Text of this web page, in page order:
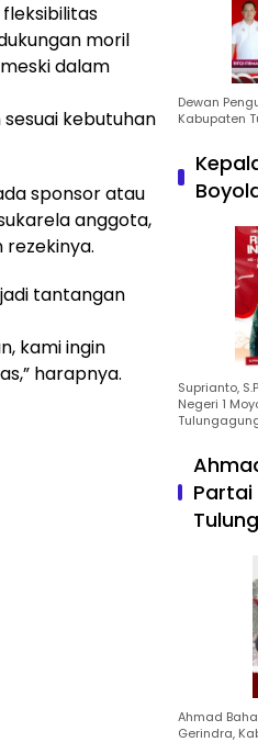
moril
dalam
kebutuhan
sponsor atau
anggota,
tantangan
kami ingin
harapnya.
Dewan
Kabupaten
Suprianto,
Negeri 1
Ahmad
Gerindra,